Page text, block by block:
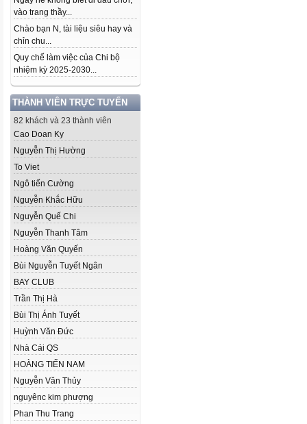
vào trang thầy...
Chào bạn N, tài liệu siêu hay và
chỉn chu...
Quy chế làm việc của Chi bộ
nhiệm kỳ 2025-2030...
THÀNH VIÊN TRỰC TUYẾN
82 khách và 23 thành viên
Cao Doan Ky
Nguyễn Thị Hường
To Viet
Ngô tiến Cường
Nguyễn Khắc Hữu
Nguyễn Quế Chi
Nguyễn Thanh Tâm
Hoàng Văn Quyến
Bùi Nguyễn Tuyết Ngân
BAY CLUB
Trần Thị Hà
Bùi Thị Ánh Tuyết
Huỳnh Văn Đức
Nhà Cái QS
HOÀNG TIẾN NAM
Nguyễn Văn Thủy
nguyênc kim phượng
Phan Thu Trang